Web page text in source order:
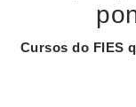
Cursos do FIES